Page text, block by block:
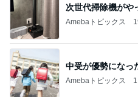
次世代掃除機がや
Amebaトピックス
中受が優勢になっ
Amebaトピックス